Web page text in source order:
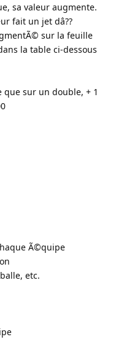
sa valeur augmente.
fait un jet dâ??
sur la feuille
la table ci-dessous
que sur un double, + 1
Ã©quipe
etc.